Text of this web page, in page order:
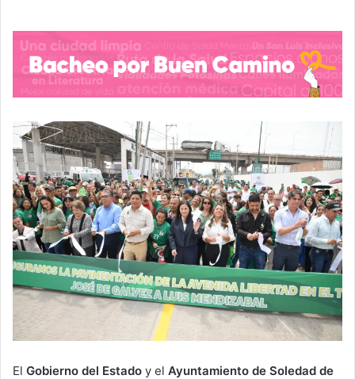
El Gobierno del Estado y el Ayuntamiento de Soledad de